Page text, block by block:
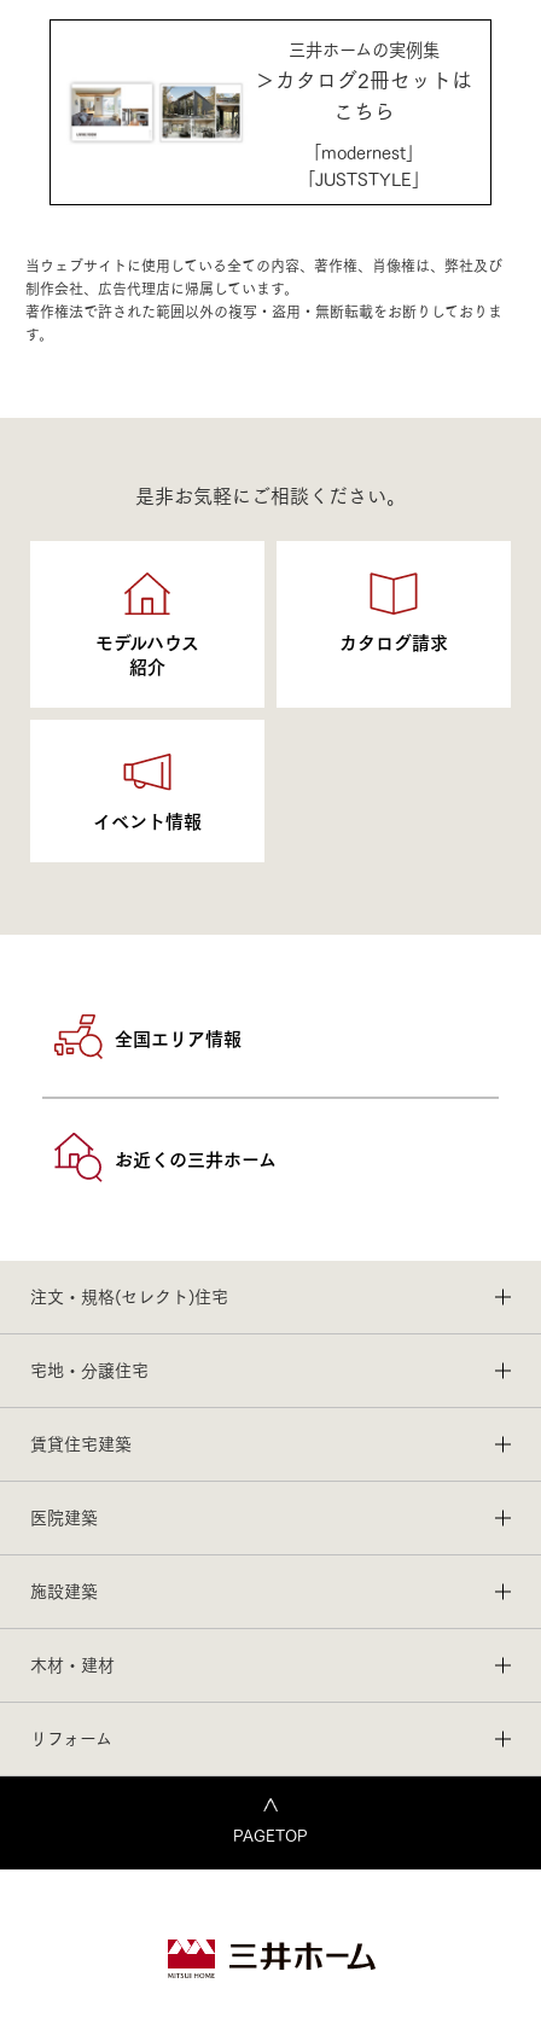
三井ホームの実例集
＞カタログ2冊セットは
こちら
「modernest」
「JUSTSTYLE」
当ウェブサイトに使用している全ての内容、著作権、肖像権は、弊社及び
制作会社、広告代理店に帰属しています。
著作権法で許された範囲以外の複写・盗用・無断転載をお断りしておりま
す。
是非お気軽にご相談ください。
モデルハウス
紹介
カタログ請求
イベント情報
全国エリア情報
お近くの三井ホーム
注文・規格(セレクト)住宅
宅地・分譲住宅
賃貸住宅建築
医院建築
施設建築
木材・建材
リフォーム
PAGETOP